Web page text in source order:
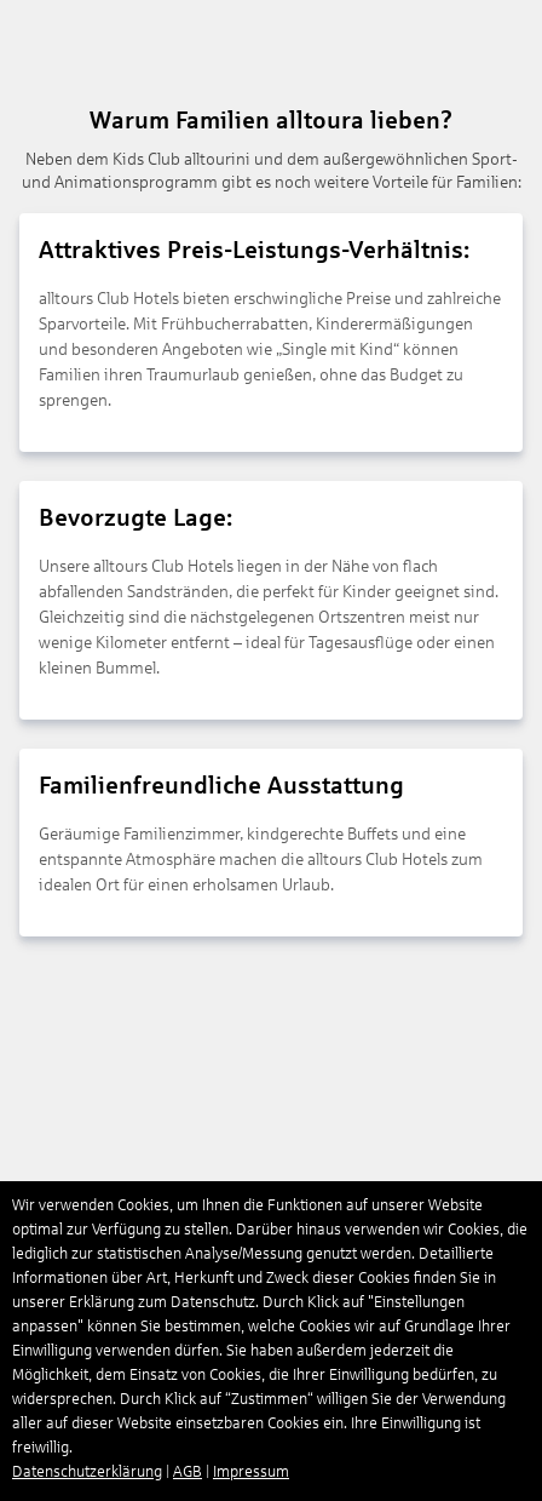
Warum Familien alltoura lieben?
Neben dem Kids Club alltourini und dem außergewöhnlichen Sport-
und Animationsprogramm gibt es noch weitere Vorteile für Familien:
Attraktives Preis-Leistungs-Verhältnis:
alltours Club Hotels bieten erschwingliche Preise und zahlreiche
Sparvorteile. Mit Frühbucherrabatten, Kinderermäßigungen
und besonderen Angeboten wie „Single mit Kind“ können
Familien ihren Traumurlaub genießen, ohne das Budget zu
sprengen.
Bevorzugte Lage:
Unsere alltours Club Hotels liegen in der Nähe von flach
abfallenden Sandstränden, die perfekt für Kinder geeignet sind.
Gleichzeitig sind die nächstgelegenen Ortszentren meist nur
wenige Kilometer entfernt – ideal für Tagesausflüge oder einen
kleinen Bummel.
Familienfreundliche Ausstattung
Geräumige Familienzimmer, kindgerechte Buffets und eine
entspannte Atmosphäre machen die alltours Club Hotels zum
idealen Ort für einen erholsamen Urlaub.
Wir verwenden Cookies, um Ihnen die Funktionen auf unserer Website
optimal zur Verfügung zu stellen. Darüber hinaus verwenden wir Cookies, die
lediglich zur statistischen Analyse/Messung genutzt werden. Detaillierte
Informationen über Art, Herkunft und Zweck dieser Cookies finden Sie in
unserer Erklärung zum Datenschutz. Durch Klick auf "Einstellungen
anpassen" können Sie bestimmen, welche Cookies wir auf Grundlage Ihrer
Einwilligung verwenden dürfen. Sie haben außerdem jederzeit die
Möglichkeit, dem Einsatz von Cookies, die Ihrer Einwilligung bedürfen, zu
widersprechen. Durch Klick auf “Zustimmen“ willigen Sie der Verwendung
aller auf dieser Website einsetzbaren Cookies ein. Ihre Einwilligung ist
freiwillig.
Datenschutzerklärung
AGB Impressum